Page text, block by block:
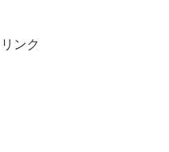
ンク